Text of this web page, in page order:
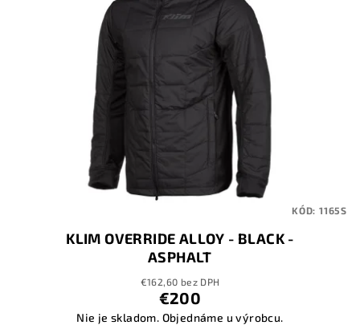
KLIM OVERRIDE ALLOY - BLACK -
ASPHALT
€162,60 bez DPH
€200
Nie je skladom. Objednáme u výrobcu.
KÓD: 1165S